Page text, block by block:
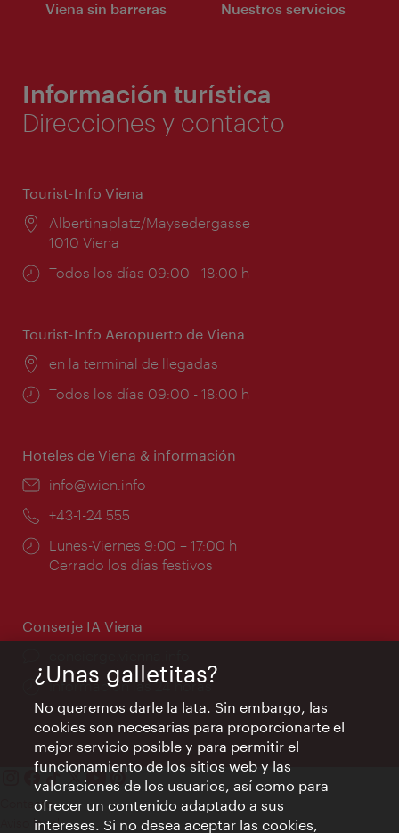
Viena sin barreras Nuestros servicios
Información turística
Direcciones y contacto
Tourist-Info Viena
Lugar:
Albertinaplatz/Maysedergasse
1010 Viena
Horarios
Todos los días 09:00 - 18:00 h
Tourist-Info Aeropuerto de Viena
Lugar:
en la terminal de llegadas
Horarios
Todos los días 09:00 - 18:00 h
Hoteles de Viena & información
e-
info@wien.info
Teléfono:
+43-1-24 555
Horarios
de
Lunes-Viernes 9:00 – 17:00 h
Cerrado los días festivos
Conserje IA Viena
Información las 24 horas
Contacto
Aviso legal
¿Unas galletitas?
No queremos darle la lata. Sin embargo, las
cookies son necesarias para proporcionarte el
mejor servicio posible y para permitir el
funcionamiento de los sitios web y las
valoraciones de los usuarios, así como para
ofrecer un contenido adaptado a sus
intereses. Si no desea aceptar las cookies,